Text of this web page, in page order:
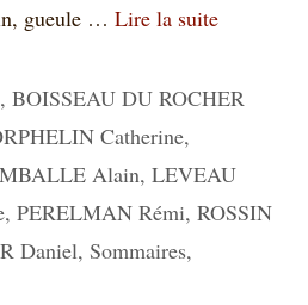
gueule … Lire la suite
, BOISSEAU DU ROCHER
Catherine,
Alain, LEVEAU
, PERELMAN Rémi, ROSSIN
Daniel, Sommaires,